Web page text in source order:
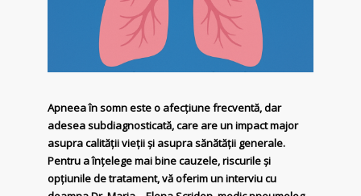
Apneea în somn este o afecțiune frecventă, dar
adesea subdiagnosticată, care are un impact major
asupra calității vieții și asupra sănătății generale.
Pentru a înțelege mai bine cauzele, riscurile și
opțiunile de tratament, vă oferim un interviu cu